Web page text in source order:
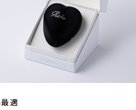
最適